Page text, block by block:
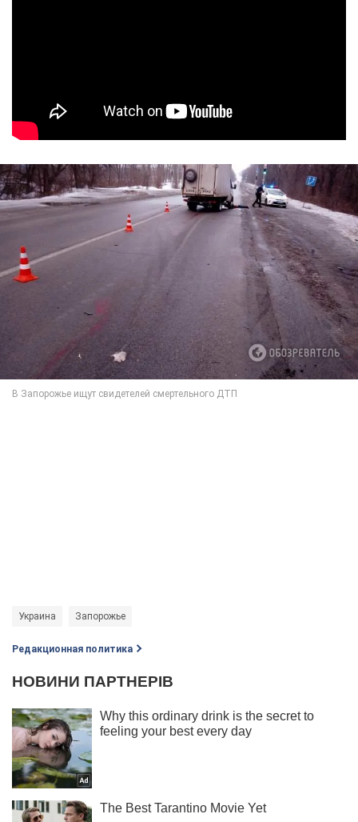
Украина Запорожье
Редакционная политика